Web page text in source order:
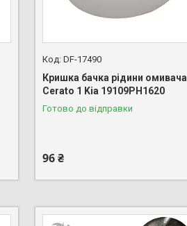
DF-17490
Кришка бачка рідини омивача
Cerato 1 Kia 19109PH1620
Готово до відправки
96 ₴